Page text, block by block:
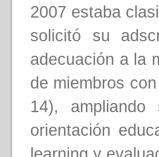
2007 estaba
solicitó su
adecuación a la
de miembros
14),
orientación